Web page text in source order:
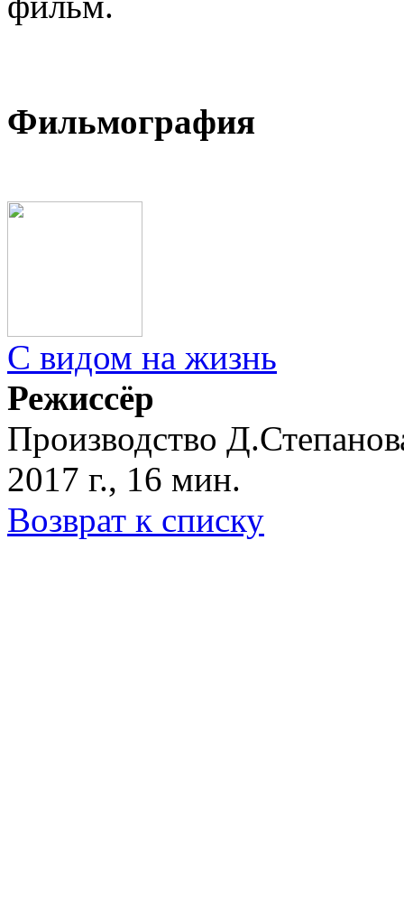
Фильмография
C видом на жизнь
Режиссёр
Производство
2017 г., 16 мин.
Возврат к списку